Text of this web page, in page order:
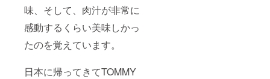
味、そして、肉汁が非常に
感動するくらい美味しかっ
たのを覚えています。
日本に帰ってきてTOMMY